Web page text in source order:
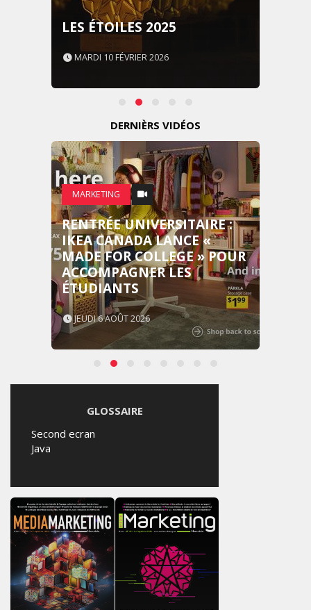
LES ÉTOILES 2025
MARDI 10 FÉVRIER 2026
DERNIÈRS VIDÉOS
MARKETING
RENTRÉE UNIVERSITAIRE :
IKEA CANADA LANCE «
MADE FOR COLLEGE » POUR
ACCOMPAGNER LES
ÉTUDIANTS
JEUDI 6 AOÛT 2026
GLOSSAIRE
Second ecran
Java